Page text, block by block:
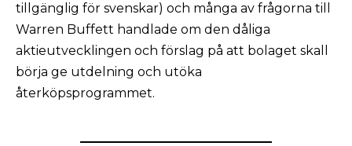
tillgänglig för svenskar) och många av frågorna till
Warren Buffett handlade om den dåliga
aktieutvecklingen och förslag på att bolaget skall
börja ge utdelning och utöka
återköpsprogrammet.